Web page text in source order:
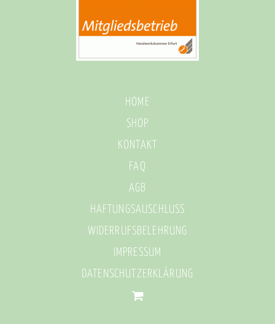
HOME
SHOP
KONTAKT
FAQ
AGB
HAFTUNGSAUSCHLUSS
WIDERRUFSBELEHRUNG
IMPRESSUM
DATENSCHUTZERKLÄRUNG